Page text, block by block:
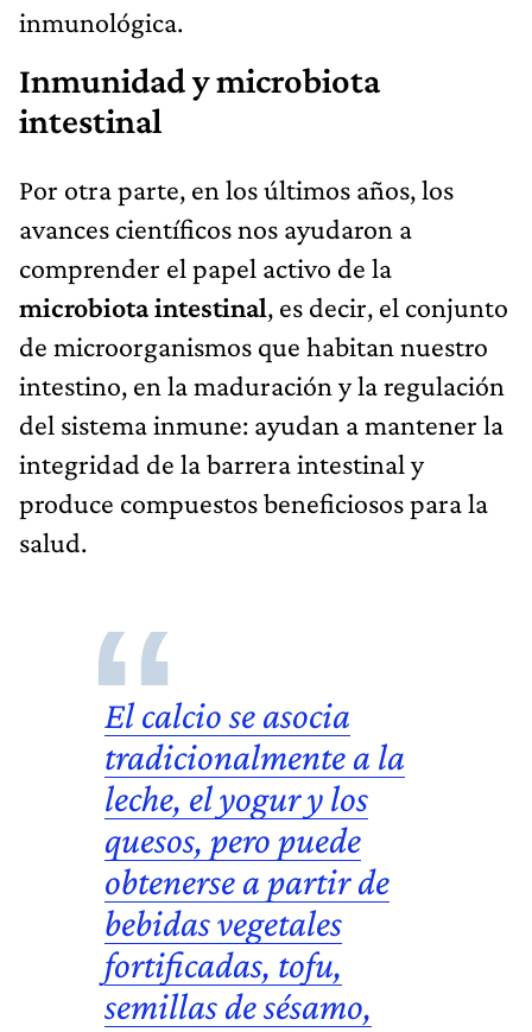
inmunológica.
Inmunidad y microbiota
intestinal
Por otra parte, en los últimos años, los
avances científicos nos ayudaron a
comprender el papel activo de la
microbiota intestinal, es decir, el conjunto
de microorganismos que habitan nuestro
intestino, en la maduración y la regulación
del sistema inmune: ayudan a mantener la
integridad de la barrera intestinal y
produce compuestos beneficiosos para la
salud.
Elcalciose asocia
tradicionalmente a la
leche, el yogur y los
quesos, pero puede
obtenerse a partir de
bebidas vegetales
fortificadas, tofu,
semillas de sésamo,